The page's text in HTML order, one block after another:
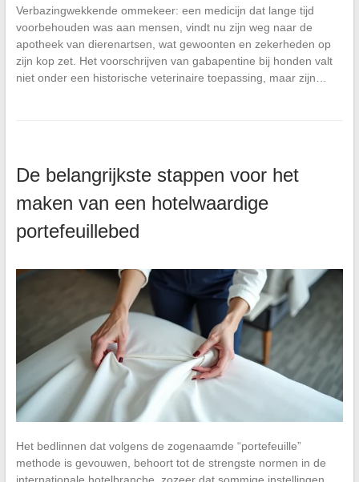
Verbazingwekkende ommekeer: een medicijn dat lange tijd
voorbehouden was aan mensen, vindt nu zijn weg naar de
apotheek van dierenartsen, wat gewoonten en zekerheden op
zijn kop zet. Het voorschrijven van gabapentine bij honden valt
niet onder een historische veterinaire toepassing, maar zijn…
De belangrijkste stappen voor het
maken van een hotelwaardige
portefeuillebed
Het bedlinnen dat volgens de zogenaamde “portefeuille”
methode is gevouwen, behoort tot de strengste normen in de